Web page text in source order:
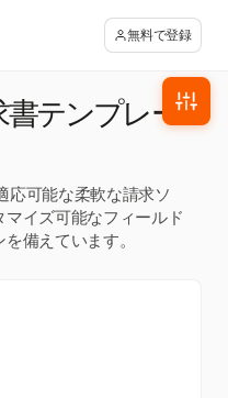
無料で登録
書テンプレー
応可能な柔軟な請求ソ
マイズ可能なフィールド
備えています。